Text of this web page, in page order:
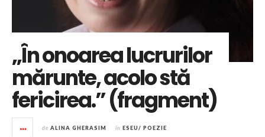
„În onoarea lucrurilor
mărunte, acolo stă
fericirea.” (fragment)
de ALINA GHERASIM în ESEU/ POEZIE